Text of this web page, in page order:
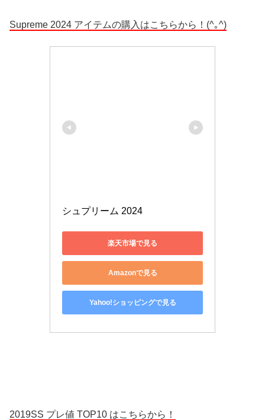
Supreme 2024 アイテムの購入はこちらから！(^｡^)
シュプリーム 2024
楽天市場で見る
Amazonで見る
Yahoo!ショッピングで見る
2019SS プレ値 TOP10 はこちらから！